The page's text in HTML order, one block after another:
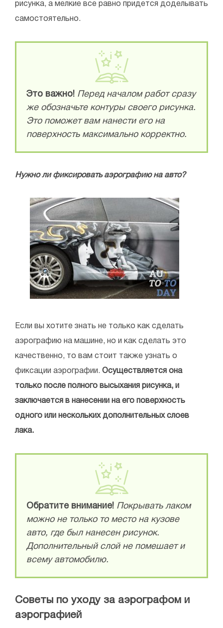
рисунка, а мелкие все равно придется доделывать
самостоятельно.
Это важно! Перед началом работ сразу
же обозначьте контуры своего рисунка.
Это поможет вам нанести его на
поверхность максимально корректно.
Нужно ли фиксировать аэрографию на авто?
Если вы хотите знать не только как сделать
аэрографию на машине, но и как сделать это
качественно, то вам стоит также узнать о
фиксации аэрографии. Осуществляется она
только после полного высыхания рисунка, и
заключается в нанесении на его поверхность
одного или нескольких дополнительных слоев
лака.
Обратите внимание! Покрывать лаком
можно не только то место на кузове
авто, где был нанесен рисунок.
Дополнительный слой не помешает и
всему автомобилю.
Советы по уходу за аэрографом и
аэрографией